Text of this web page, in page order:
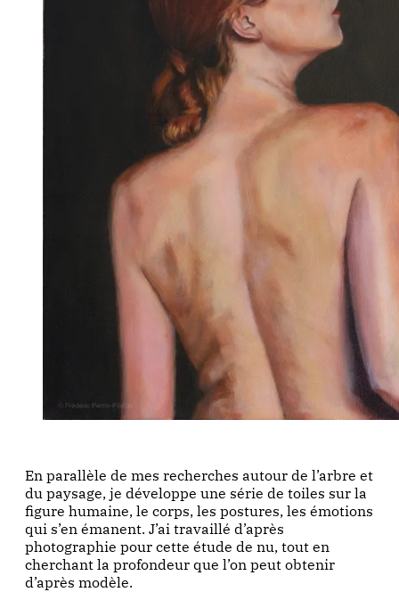
En parallèle de mes recherches autour de l’arbre et
du paysage, je développe une série de toiles sur la
figure humaine, le corps, les postures, les émotions
qui s’en émanent. J’ai travaillé d’après
photographie pour cette étude de nu, tout en
cherchant la profondeur que l’on peut obtenir
d’après modèle.